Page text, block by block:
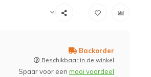
Backorder
Beschikbaar in de winkel
Spaar voor een mooi voordeel